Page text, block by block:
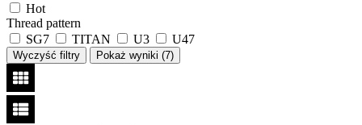
Hot
Thread pattern
SG7
TITAN U3 U47
Wyczyść filtry Pokaż wyniki (7)